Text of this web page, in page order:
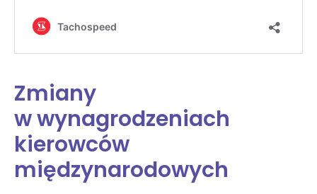
Zmiany
w wynagrodzeniach
kierowców
międzynarodowych